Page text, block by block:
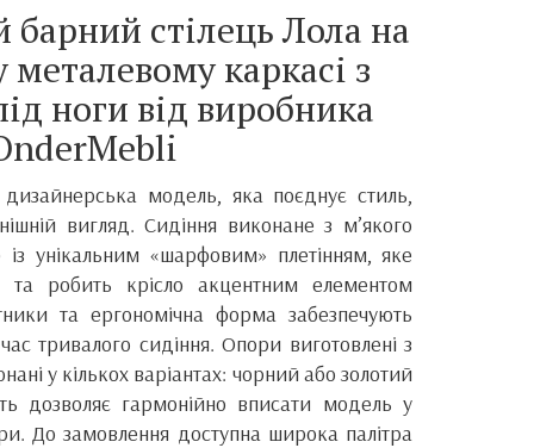
стілець Лола на
каркасі з
ноги від виробника
модель, яка поєднує стиль,
вигляд. Сидіння виконане з м’якого
унікальним «шарфовим» плетінням, яке
та робить крісло акцентним елементом
та ергономічна форма забезпечують
тривалого сидіння. Опори виготовлені з
у кількох варіантах: чорний або золотий
дозволяє гармонійно вписати модель у
До замовлення доступна широка палітра